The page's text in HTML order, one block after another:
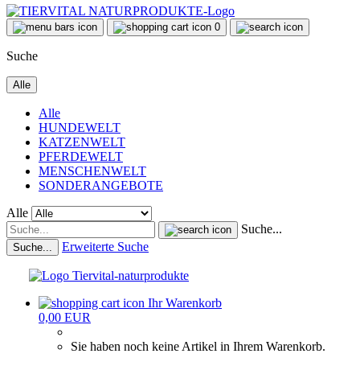
0
Suche
Alle
Alle
HUNDEWELT
KATZENWELT
PFERDEWELT
MENSCHENWELT
SONDERANGEBOTE
Alle
Suche...
Suche... Erweiterte Suche
Ihr Warenkorb
0,00 EUR
Sie haben noch keine Artikel in Ihrem Warenkorb.